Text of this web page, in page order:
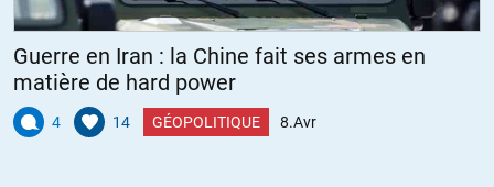
Guerre en Iran : la Chine fait ses armes en
matière de hard power
4 14 GÉOPOLITIQUE 8.Avr